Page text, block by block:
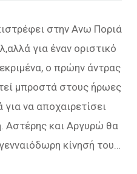
στην Ανω Ποριά
για έναν οριστικό
ο πρώην άντρας
μπροστά στους ήρωες
να αποχαιρετίσει
Αστέρης και Αργυρώ θα
κίνησή του…